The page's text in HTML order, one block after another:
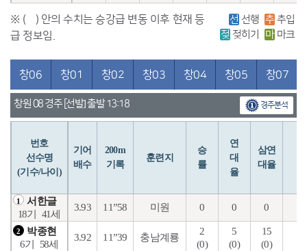
※ ( ) 안의 수치는 승강급 변동 이후 현재 등
급 정보임.
선 선행 추 추입
젖 젖히기 마 마크
창06 창01 창02 창03 창04 창05 창07
창원 08 경주 [선발] 출발 13:18 경주분석
번호
선수명
(기수/나이)
기어
배수
200m
기록
훈련지
승
률
연
대
율
삼연
대율
1
서한글
18기
41세
3.93 11”58 미원 0 0 0
2
박종현
6기
58세
3.92 11”39 충남계룡
2
(0)
5
(0)
15
(0)